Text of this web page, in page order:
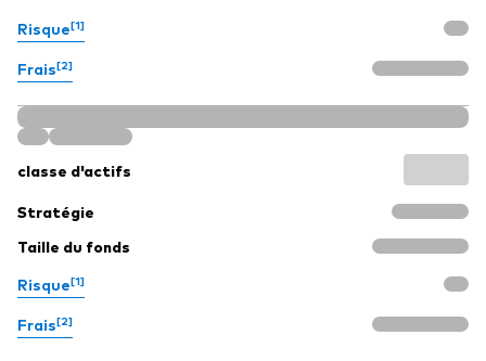
Risque[1]
Frais[2]
classe d'actifs
Stratégie
Taille du fonds
Risque[1]
Frais[2]